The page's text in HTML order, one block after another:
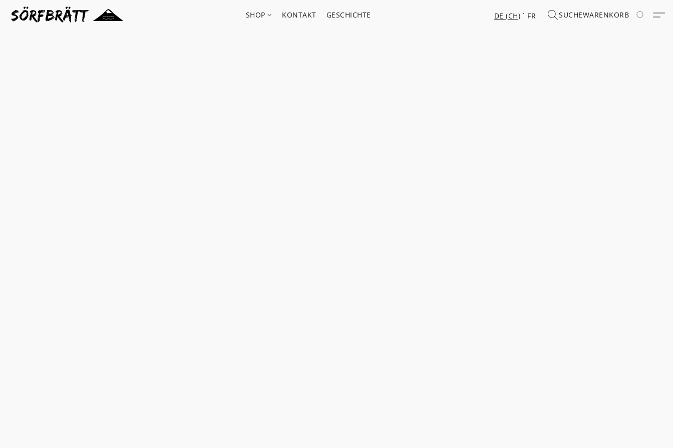
SHOP KONTAKT GESCHICHTE DE (CH) FR SUCHEWARENKORB